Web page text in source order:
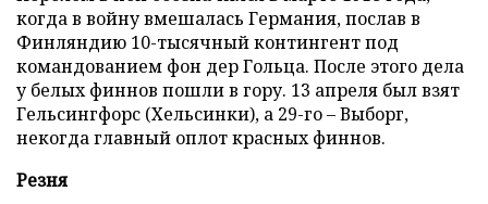
когда в войну вмешалась Германия, послав в
Финляндию 10-тысячный контингент под
командованием фон дер Гольца. После этого дела
у белых финнов пошли в гору. 13 апреля был взят
Гельсингфорс (Хельсинки), а 29-го – Выборг,
некогда главный оплот красных финнов.
Резня